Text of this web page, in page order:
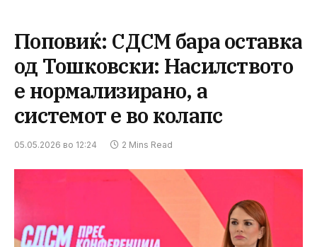
Поповиќ: СДСМ бара оставка
од Тошковски: Насилството
е нормализирано, а
системот е во колапс
05.05.2026 во 12:24 2 Mins Read